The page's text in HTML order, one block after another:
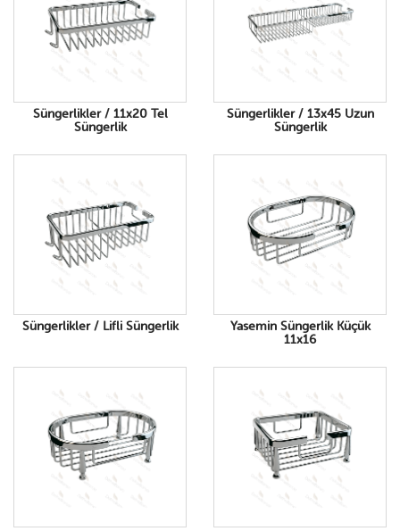
Süngerlikler / 11x20 Tel
Süngerlik
Süngerlikler / 13x45 Uzun
Süngerlik
Süngerlikler / Lifli Süngerlik
Yasemin Süngerlik Küçük
11x16